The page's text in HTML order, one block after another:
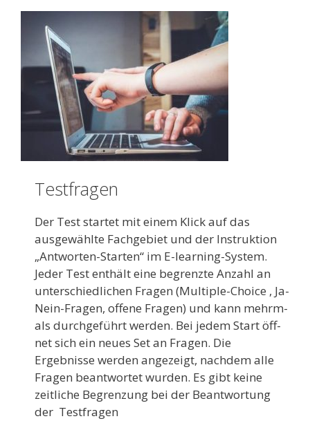
Testfragen
Der Test startet mit einem Klick auf das
ausgewählte Fachgebiet und der Instruktion
„Antwor­ten-Starten“ im E-learning-System.
Jeder Test enthält eine be­grenzte Anzahl an
unterschiedlichen Fragen (Multiple-Choice , Ja-
Nein-Fragen, offene Fragen) und kann mehrm­
als durchgeführt werden. Bei jedem Start öff­
net sich ein neues Set an Fragen. Die
Ergebnisse werden angezeigt, nachd­em alle
Fragen beantwortet wurden. Es gibt keine
zeitliche B­egrenzung bei der Beantw­ortung
der Testfragen